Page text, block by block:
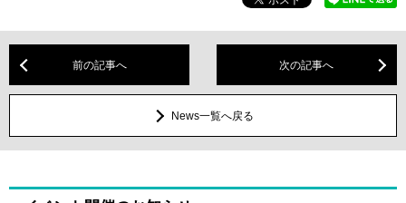
前の記事へ 次の記事へ
News一覧へ戻る